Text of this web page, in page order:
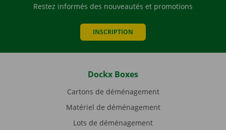
Restez informés des nouveautés et promotions
INSCRIPTION
Dockx Boxes
Cartons de déménagement
Matériel de déménagement
Lots de déménagement